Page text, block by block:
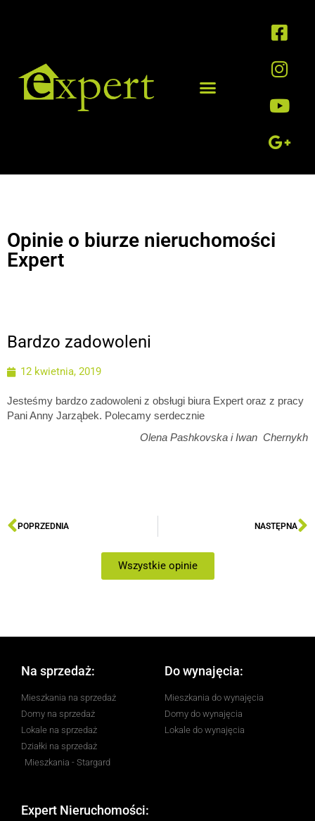
Opinie o biurze nieruchomości
Expert
Bardzo zadowoleni
12 kwietnia, 2019
Jesteśmy bardzo zadowoleni z obsługi biura Expert oraz z pracy
Pani Anny Jarząbek. Polecamy serdecznie
Olena Pashkovska i Iwan Chernykh
POPRZEDNIA NASTĘPNA
Wszystkie opinie
Na sprzedaż:
Mieszkania na sprzedaż
Domy na sprzedaż
Lokale na sprzedaż
Działki na sprzedaż
Mieszkania - Stargard
Do wynajęcia:
Mieszkania do wynajęcia
Domy do wynajęcia
Lokale do wynajęcia
Expert Nieruchomości: